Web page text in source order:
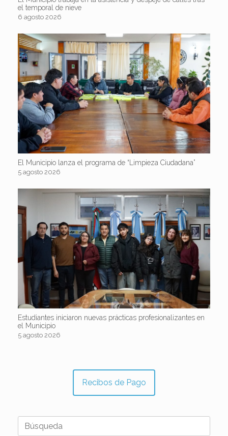
el temporal de nieve
6 agosto 2026
El Municipio lanza el programa de “Limpieza Ciudadana”
5 agosto 2026
Estudiantes iniciaron nuevas prácticas profesionalizantes en
el Municipio
5 agosto 2026
Recibos de Pago
Buscar: